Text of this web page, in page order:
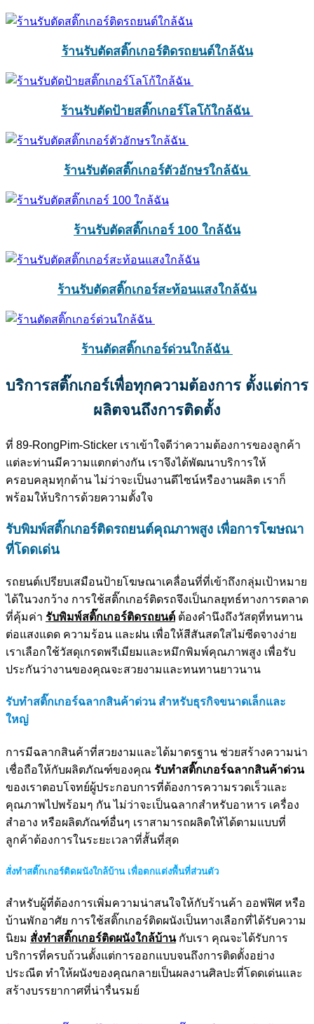
ร้านรับตัดสติ๊กเกอร์ติดรถยนต์ใกล้ฉัน
ร้านรับตัดป้ายสติ๊กเกอร์โลโก้ใกล้ฉัน
ร้านรับตัดสติ๊กเกอร์ตัวอักษรใกล้ฉัน
ร้านรับตัดสติ๊กเกอร์ 100 ใกล้ฉัน
ร้านรับตัดสติ๊กเกอร์สะท้อนแสงใกล้ฉัน
ร้านตัดสติ๊กเกอร์ด่วนใกล้ฉัน
บริการสติ๊กเกอร์เพื่อทุกความต้องการ ตั้งแต่การ
ผลิตจนถึงการติดตั้ง
ที่ 89-RongPim-Sticker เราเข้าใจดีว่าความต้องการของลูกค้า
แต่ละท่านมีความแตกต่างกัน เราจึงได้พัฒนาบริการให้
ครอบคลุมทุกด้าน ไม่ว่าจะเป็นงานดีไซน์หรืองานผลิต เราก็
พร้อมให้บริการด้วยความตั้งใจ
รับพิมพ์สติ๊กเกอร์ติดรถยนต์คุณภาพสูง เพื่อการโฆษณา
ที่โดดเด่น
รถยนต์เปรียบเสมือนป้ายโฆษณาเคลื่อนที่ที่เข้าถึงกลุ่มเป้าหมาย
ได้ในวงกว้าง การใช้สติ๊กเกอร์ติดรถจึงเป็นกลยุทธ์ทางการตลาด
ที่คุ้มค่า รับพิมพ์สติ๊กเกอร์ติดรถยนต์ ต้องคำนึงถึงวัสดุที่ทนทาน
ต่อแสงแดด ความร้อน และฝน เพื่อให้สีสันสดใสไม่ซีดจางง่าย
เราเลือกใช้วัสดุเกรดพรีเมียมและหมึกพิมพ์คุณภาพสูง เพื่อรับ
ประกันว่างานของคุณจะสวยงามและทนทานยาวนาน
รับทำสติ๊กเกอร์ฉลากสินค้าด่วน สำหรับธุรกิจขนาดเล็กและ
ใหญ่
การมีฉลากสินค้าที่สวยงามและได้มาตรฐาน ช่วยสร้างความน่า
เชื่อถือให้กับผลิตภัณฑ์ของคุณ รับทำสติ๊กเกอร์ฉลากสินค้าด่วน
ของเราตอบโจทย์ผู้ประกอบการที่ต้องการความรวดเร็วและ
คุณภาพไปพร้อมๆ กัน ไม่ว่าจะเป็นฉลากสำหรับอาหาร เครื่อง
สำอาง หรือผลิตภัณฑ์อื่นๆ เราสามารถผลิตให้ได้ตามแบบที่
ลูกค้าต้องการในระยะเวลาที่สั้นที่สุด
สั่งทำสติ๊กเกอร์ติดผนังใกล้บ้าน เพื่อตกแต่งพื้นที่ส่วนตัว
สำหรับผู้ที่ต้องการเพิ่มความน่าสนใจให้กับร้านค้า ออฟฟิศ หรือ
บ้านพักอาศัย การใช้สติ๊กเกอร์ติดผนังเป็นทางเลือกที่ได้รับความ
นิยม สั่งทำสติ๊กเกอร์ติดผนังใกล้บ้านกับเรา คุณจะได้รับการ
บริการที่ครบถ้วนตั้งแต่การออกแบบจนถึงการติดตั้งอย่าง
ประณีต ทำให้ผนังของคุณกลายเป็นผลงานศิลปะที่โดดเด่นและ
สร้างบรรยากาศที่น่ารื่นรมย์